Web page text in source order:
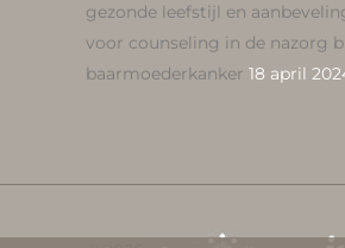
gezonde leefstijl en
voor counseling in de nazorg
baarmoederkanker 18 april